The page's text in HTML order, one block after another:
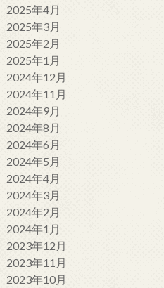
2025年4月
2025年3月
2025年2月
2025年1月
2024年12月
2024年11月
2024年9月
2024年8月
2024年6月
2024年5月
2024年4月
2024年3月
2024年2月
2024年1月
2023年12月
2023年11月
2023年10月